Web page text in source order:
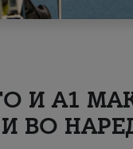
И A1
ВО